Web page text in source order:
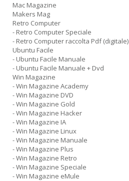
Mac Magazine
Makers Mag
Retro Computer
- Retro Computer Speciale
- Retro Computer raccolta Pdf (digitale)
Ubuntu Facile
- Ubuntu Facile Manuale
- Ubuntu Facile Manuale + Dvd
Win Magazine
- Win Magazine Academy
- Win Magazine DVD
- Win Magazine Gold
- Win Magazine Hacker
- Win Magazine IA
- Win Magazine Linux
- Win Magazine Manuale
- Win Magazine Plus
- Win Magazine Retro
- Win Magazine Speciale
- Win Magazine eMule